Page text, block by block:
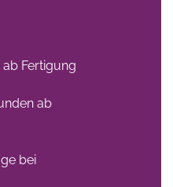
Fertigung
ab
bei